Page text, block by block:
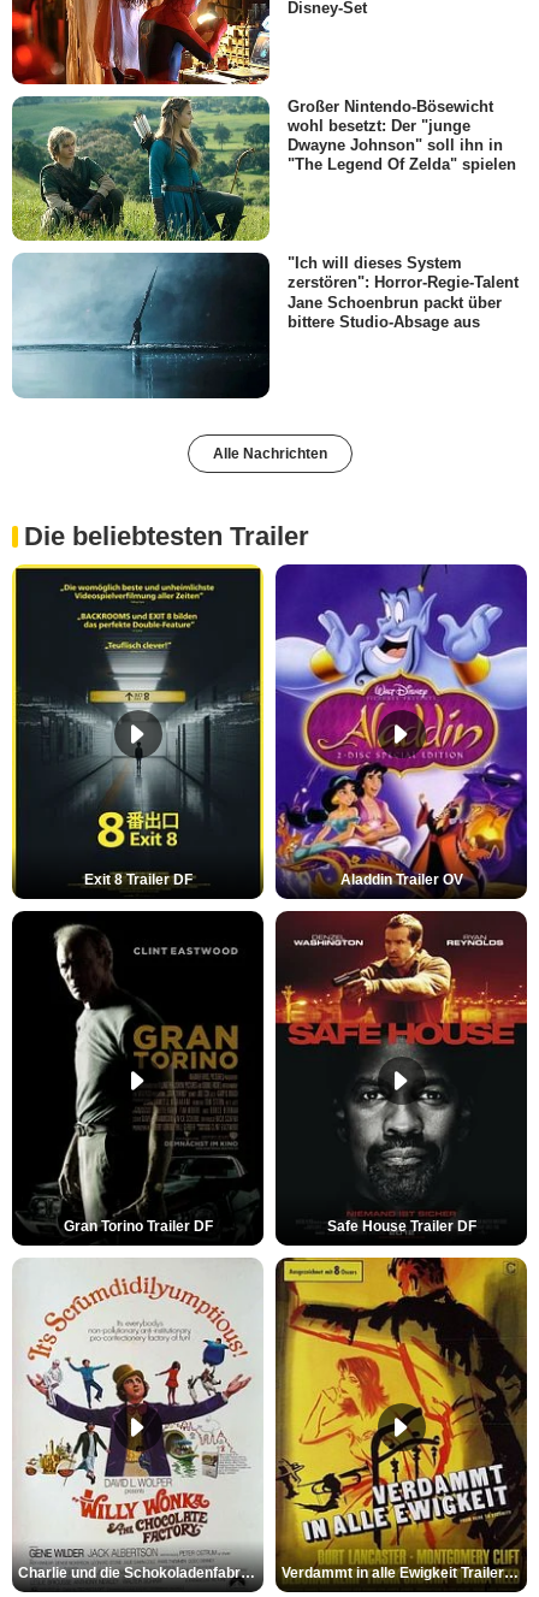
Disney-Set
Großer Nintendo-Bösewicht
wohl besetzt: Der "junge
Dwayne Johnson" soll ihn in
"The Legend Of Zelda" spielen
"Ich will dieses System
zerstören": Horror-Regie-Talent
Jane Schoenbrun packt über
bittere Studio-Absage aus
Alle Nachrichten
Die beliebtesten Trailer
Exit 8 Trailer DF Aladdin Trailer OV
Gran Torino Trailer DF Safe House Trailer DF
Charlie und die Schokoladenfabrik Trailer OV Verdammt in alle Ewigkeit Trailer OV